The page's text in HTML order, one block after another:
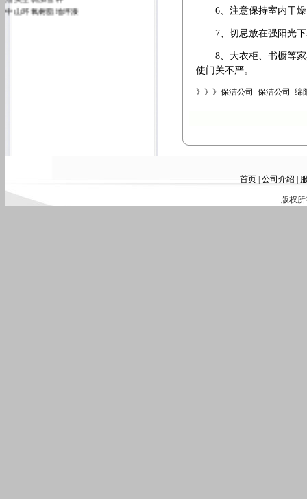
中山环氧树脂地坪漆
汕头万佳清洁服务有限公司
6、注意保持室内干燥
7、切忌放在强阳光下
8、大衣柜、书橱等家
使门关不严。
》》》保洁公司 保洁公司 绵
首页| 公司介绍
版权